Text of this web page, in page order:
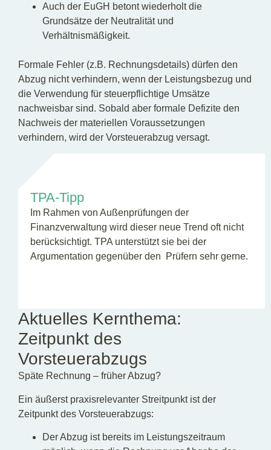
Auch der EuGH betont wiederholt die
Grundsätze der Neutralität und
Verhältnismäßigkeit.
Formale Fehler (z.B. Rechnungsdetails) dürfen den
Abzug nicht verhindern, wenn der Leistungsbezug und
die Verwendung für steuerpflichtige Umsätze
nachweisbar sind. Sobald aber formale Defizite den
Nachweis der materiellen Voraussetzungen
verhindern, wird der Vorsteuerabzug versagt.
TPA-Tipp
Im Rahmen von Außenprüfungen der
Finanzverwaltung wird dieser neue Trend oft nicht
berücksichtigt. TPA unterstützt sie bei der
Argumentation gegenüber den Prüfern sehr gerne.
Aktuelles Kernthema:
Zeitpunkt des
Vorsteuerabzugs
Späte Rechnung – früher Abzug?
Ein äußerst praxisrelevanter Streitpunkt ist der
Zeitpunkt des Vorsteuerabzugs:
Der Abzug ist bereits im Leistungszeitraum